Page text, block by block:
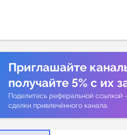
Приглашайте
получайте 5% с их
Поделитесь реферальной ссылкой
сделки привлечённого канала.